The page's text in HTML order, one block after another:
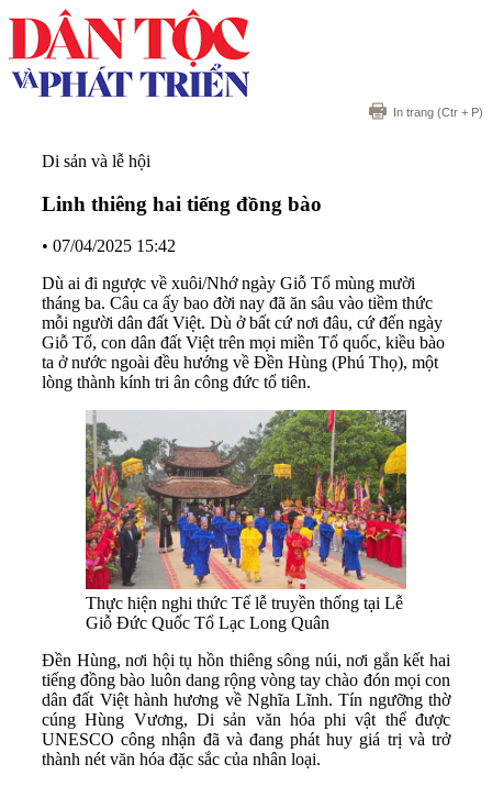
In trang (Ctr + P)
Di sản và lễ hội
Linh thiêng hai tiếng đồng bào
• 07/04/2025 15:42
Dù ai đi ngược về xuôi/Nhớ ngày Giỗ Tổ mùng mười
tháng ba. Câu ca ấy bao đời nay đã ăn sâu vào tiềm thức
mỗi người dân đất Việt. Dù ở bất cứ nơi đâu, cứ đến ngày
Giỗ Tổ, con dân đất Việt trên mọi miền Tổ quốc, kiều bào
ta ở nước ngoài đều hướng về Đền Hùng (Phú Thọ), một
lòng thành kính tri ân công đức tổ tiên.
Thực hiện nghi thức Tế lễ truyền thống tại Lễ
Giỗ Đức Quốc Tổ Lạc Long Quân
Đền Hùng, nơi hội tụ hồn thiêng sông núi, nơi gắn kết hai
tiếng đồng bào luôn dang rộng vòng tay chào đón mọi con
dân đất Việt hành hương về Nghĩa Lĩnh. Tín ngưỡng thờ
cúng Hùng Vương, Di sản văn hóa phi vật thể được
UNESCO công nhận đã và đang phát huy giá trị và trở
thành nét văn hóa đặc sắc của nhân loại.